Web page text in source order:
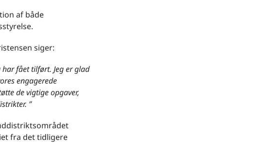
af både
siger:
fået tilført. Jeg er glad
engagerede
de vigtige opgaver,
”
fra det tidligere